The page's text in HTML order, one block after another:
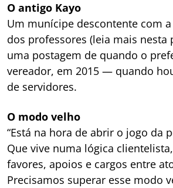
O antigo Kayo
Um munícipe descontente com
dos professores (leia mais nesta
uma postagem de quando o
vereador, em 2015 — quando
de servidores.
O modo velho
“Está na hora de abrir o jogo da
Que vive numa lógica
favores, apoios e cargos entre
Precisamos superar esse modo